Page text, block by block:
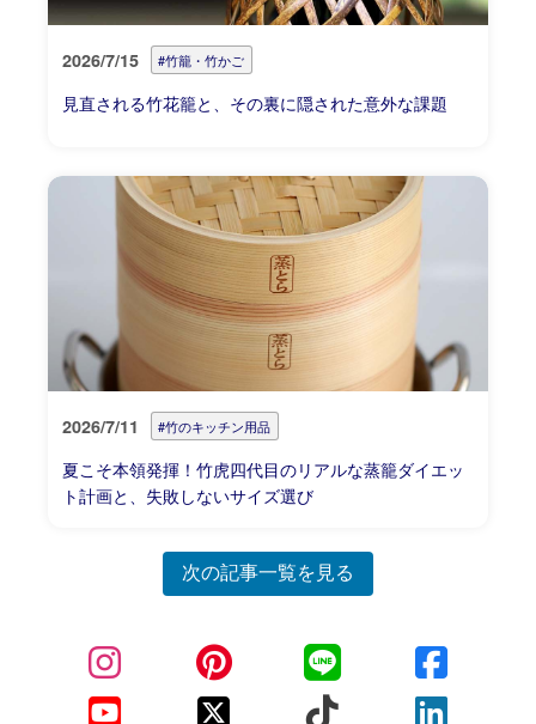
2026/7/15 #竹籠・竹かご
見直される竹花籠と、その裏に隠された意外な課題
2026/7/11 #竹のキッチン用品
夏こそ本領発揮！竹虎四代目のリアルな蒸籠ダイエッ
ト計画と、失敗しないサイズ選び
次の記事一覧を見る